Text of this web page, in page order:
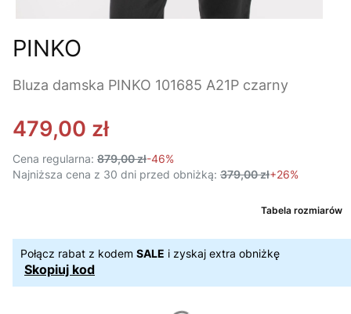
PINKO
Bluza damska PINKO 101685 A21P czarny
479,00 zł
Cena regularna: 879,00 zł-46%
Najniższa cena z 30 dni przed obniżką: 379,00 zł+26%
Tabela rozmiarów
Połącz rabat z kodem SALE i zyskaj extra obniżkę
Skopiuj kod